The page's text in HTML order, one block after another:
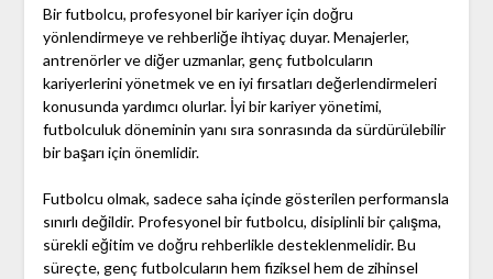
Bir futbolcu, profesyonel bir kariyer için doğru
yönlendirmeye ve rehberliğe ihtiyaç duyar. Menajerler,
antrenörler ve diğer uzmanlar, genç futbolcuların
kariyerlerini yönetmek ve en iyi fırsatları değerlendirmeleri
konusunda yardımcı olurlar. İyi bir kariyer yönetimi,
futbolculuk döneminin yanı sıra sonrasında da sürdürülebilir
bir başarı için önemlidir.
Futbolcu olmak, sadece saha içinde gösterilen performansla
sınırlı değildir. Profesyonel bir futbolcu, disiplinli bir çalışma,
sürekli eğitim ve doğru rehberlikle desteklenmelidir. Bu
süreçte, genç futbolcuların hem fiziksel hem de zihinsel